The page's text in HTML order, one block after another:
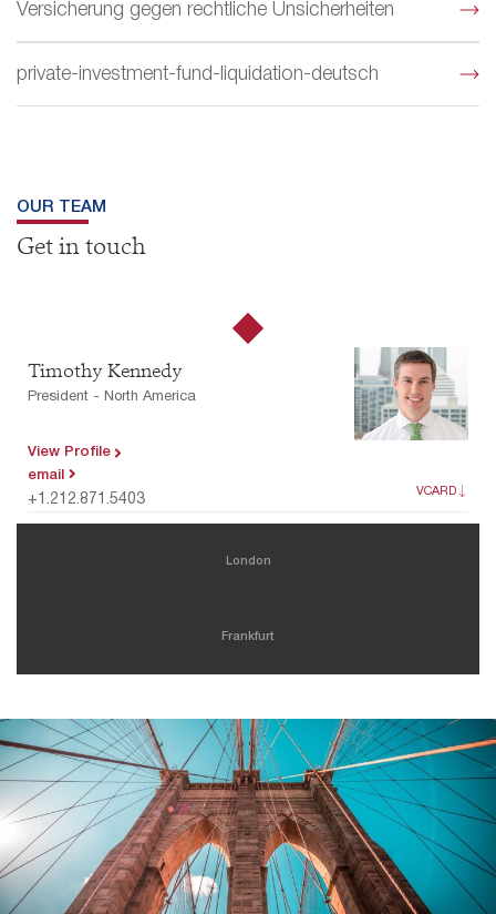
Versicherung gegen rechtliche Unsicherheiten
private-investment-fund-liquidation-deutsch
OUR TEAM
Get in touch
London
Frankfurt
Timothy Kennedy
President - North America
View Profile
email
+1.212.871.5403
VCARD